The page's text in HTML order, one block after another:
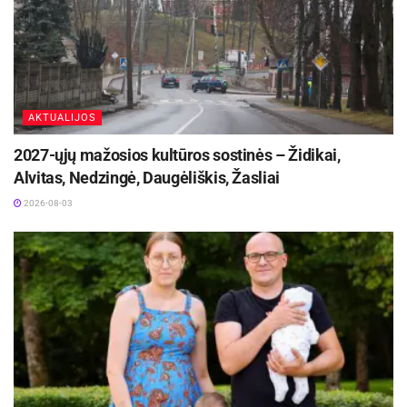
Aktualios naujienos
Iki dešimtadalio skubiosios medicinos pagalbos
paslaugų galės būti suteiktos išplėstinės
praktikos slaugytojų
2026-08-06
Rugpjūčio 11-ąją Utenoje vyks nacionalinės
„Maisto banko“ civilinės saugos pratybos
Dr. L. Bojarskaitės žodžiais, geram poilsiui naktį
rekomenduojama nevartoti kavos likus bent 8
valandoms iki miego. Jei nesijaučiate
mieguistas, geriau neiti į lovą, nes smegenys turi
asocijuoti miegamąjį su poreikiu ilsėtis.
Galiausiai, svarbu užtikrinti, kad miegamojo
AKTUALIJOS
2027-ųjų mažosios kultūros sostinės – Židikai,
Alvitas, Nedzingė, Daugėliškis, Žasliai
2026-08-03